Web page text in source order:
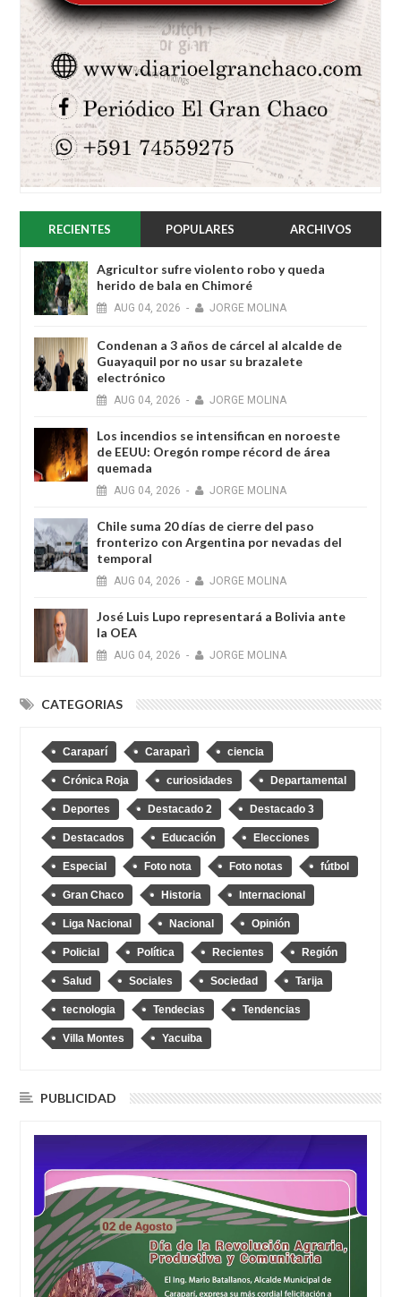
RECIENTES POPULARES ARCHIVOS
Agricultor sufre violento robo y queda
herido de bala en Chimoré
AUG 04, 2026 - JORGE MOLINA
Condenan a 3 años de cárcel al alcalde de
Guayaquil por no usar su brazalete
electrónico
AUG 04, 2026 - JORGE MOLINA
Los incendios se intensifican en noroeste
de EEUU: Oregón rompe récord de área
quemada
AUG 04, 2026 - JORGE MOLINA
Chile suma 20 días de cierre del paso
fronterizo con Argentina por nevadas del
temporal
AUG 04, 2026 - JORGE MOLINA
José Luis Lupo representará a Bolivia ante
la OEA
AUG 04, 2026 - JORGE MOLINA
CATEGORIAS
Caraparí Caraparì ciencia
Crónica Roja curiosidades Departamental
Deportes Destacado 2 Destacado 3
Destacados Educación Elecciones
Especial Foto nota Foto notas fútbol
Gran Chaco Historia Internacional
Liga Nacional Nacional Opinión
Policial Política Recientes Región
Salud Sociales Sociedad Tarija
tecnologia Tendecias Tendencias
Villa Montes Yacuiba
PUBLICIDAD